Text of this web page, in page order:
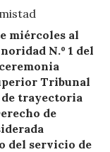
miércoles al
N.º 1 del
Tribunal
de trayectoria
de
del servicio de